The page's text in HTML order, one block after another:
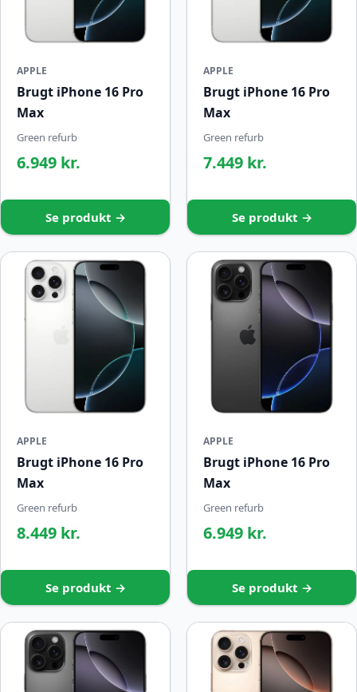
APPLE
Brugt iPhone 16 Pro
Max
Green refurb
6.949 kr.
Se produkt →
APPLE
Brugt iPhone 16 Pro
Max
Green refurb
7.449 kr.
Se produkt →
APPLE
Brugt iPhone 16 Pro
Max
Green refurb
8.449 kr.
Se produkt →
APPLE
Brugt iPhone 16 Pro
Max
Green refurb
6.949 kr.
Se produkt →